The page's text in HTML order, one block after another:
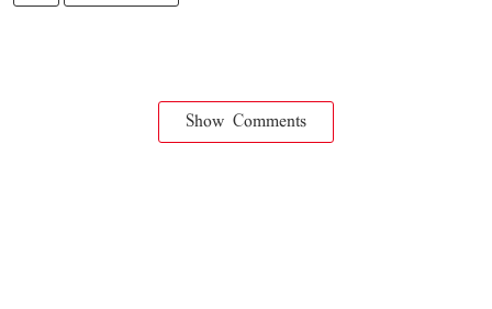
Show Comments